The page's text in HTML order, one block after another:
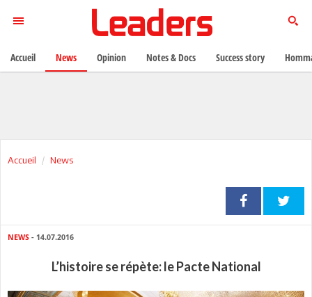
Accueil News
NEWS - 14.07.2016
L’histoire se répète: le Pacte National
Accueil News Opinion Notes & Docs Success story